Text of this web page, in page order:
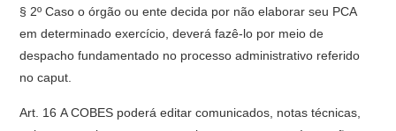
§ 2º Caso o órgão ou ente decida por não elaborar seu PCA
em determinado exercício, deverá fazê-lo por meio de
despacho fundamentado no processo administrativo referido
no caput.
Art. 16 A COBES poderá editar comunicados, notas técnicas,